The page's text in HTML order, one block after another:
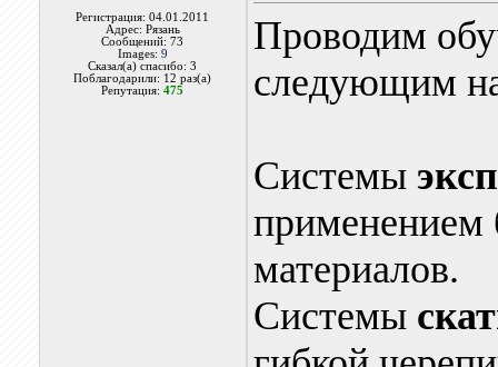
Регистрация: 04.01.2011
Адрес: Рязань
Сообщений: 73
Images: 9
Сказал(а) спасибо: 3
Поблагодарили: 12 раз(а)
Репутация:475
Проводим
следующим
Системы
материалов.
Системы